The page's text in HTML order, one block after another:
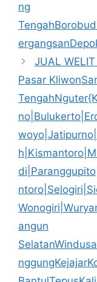
ng
JUAL
Pasar
angun